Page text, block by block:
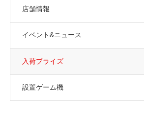
店舗情報
イベント&ニュース
入荷プライズ
設置ゲーム機